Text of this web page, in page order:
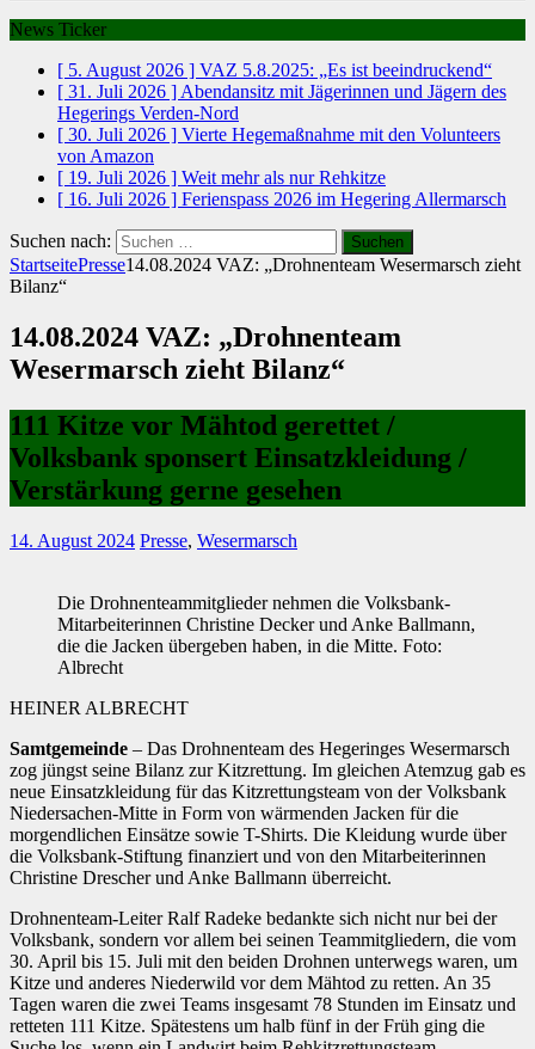
News Ticker
[ 5. August 2026 ] VAZ 5.8.2025: „Es ist beeindruckend“
[ 31. Juli 2026 ] Abendansitz mit Jägerinnen und Jägern des
Hegerings Verden-Nord
[ 30. Juli 2026 ] Vierte Hegemaßnahme mit den Volunteers
von Amazon
[ 19. Juli 2026 ] Weit mehr als nur Rehkitze
[ 16. Juli 2026 ] Ferienspass 2026 im Hegering Allermarsch
Suchen nach:
StartseitePresse14.08.2024 VAZ: „Drohnenteam Wesermarsch zieht
Bilanz“
14.08.2024 VAZ: „Drohnenteam
Wesermarsch zieht Bilanz“
111 Kitze vor Mähtod gerettet /
Volksbank sponsert Einsatzkleidung /
Verstärkung gerne gesehen
14. August 2024 Presse, Wesermarsch
Die Drohnenteammitglieder nehmen die Volksbank-
Mitarbeiterinnen Christine Decker und Anke Ballmann,
die die Jacken übergeben haben, in die Mitte. Foto:
Albrecht
HEINER ALBRECHT
Samtgemeinde – Das Drohnenteam des Hegeringes Wesermarsch
zog jüngst seine Bilanz zur Kitzrettung. Im gleichen Atemzug gab es
neue Einsatzkleidung für das Kitzrettungsteam von der Volksbank
Niedersachen-Mitte in Form von wärmenden Jacken für die
morgendlichen Einsätze sowie T-Shirts. Die Kleidung wurde über
die Volksbank-Stiftung finanziert und von den Mitarbeiterinnen
Christine Drescher und Anke Ballmann überreicht.
Drohnenteam-Leiter Ralf Radeke bedankte sich nicht nur bei der
Volksbank, sondern vor allem bei seinen Teammitgliedern, die vom
30. April bis 15. Juli mit den beiden Drohnen unterwegs waren, um
Kitze und anderes Niederwild vor dem Mähtod zu retten. An 35
Tagen waren die zwei Teams insgesamt 78 Stunden im Einsatz und
retteten 111 Kitze. Spätestens um halb fünf in der Früh ging die